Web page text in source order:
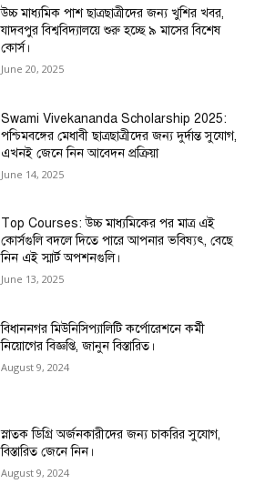
উচ্চ মাধ্যমিক পাশ ছাত্রছাত্রীদের জন্য খুশির খবর,
যাদবপুর বিশ্ববিদ্যালয়ে শুরু হচ্ছে ৯ মাসের বিশেষ
কোর্স।
June 20, 2025
Swami Vivekananda Scholarship 2025:
পশ্চিমবঙ্গের মেধাবী ছাত্রছাত্রীদের জন্য দুর্দান্ত সুযোগ,
এখনই জেনে নিন আবেদন প্রক্রিয়া
June 14, 2025
Top Courses: উচ্চ মাধ্যমিকের পর মাত্র এই
কোর্সগুলি বদলে দিতে পারে আপনার ভবিষ্যৎ, বেছে
নিন এই স্মার্ট অপশনগুলি।
June 13, 2025
বিধাননগর মিউনিসিপ্যালিটি কর্পোরেশনে কর্মী
নিয়োগের বিজ্ঞপ্তি, জানুন বিস্তারিত।
August 9, 2024
স্নাতক ডিগ্রি অর্জনকারীদের জন্য চাকরির সুযোগ,
বিস্তারিত জেনে নিন।
August 9, 2024